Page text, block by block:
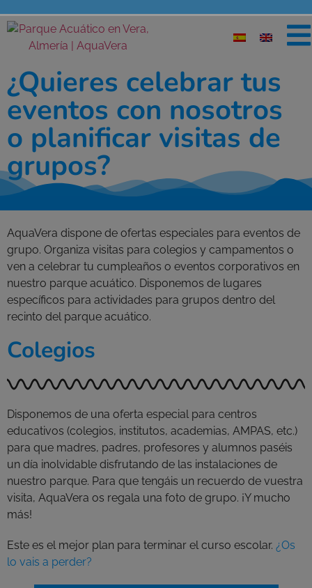
¿Quieres celebrar tus
eventos con nosotros
o planificar visitas de
grupos?
AquaVera dispone de ofertas especiales para eventos de
grupo. Organiza visitas para colegios y campamentos o
ven a celebrar tu cumpleaños o eventos corporativos en
nuestro parque acuático. Disponemos de lugares
específicos para actividades para grupos dentro del
recinto del parque acuático.
Colegios
Disponemos de una oferta especial para centros
educativos (colegios, institutos, academias, AMPAS, etc.)
para que madres, padres, profesores y alumnos paséis
un día inolvidable disfrutando de las instalaciones de
nuestro parque. Para que tengáis un recuerdo de vuestra
visita, AquaVera os regala una foto de grupo. ¡Y mucho
más!
Este es el mejor plan para terminar el curso escolar. ¿Os
lo vais a perder?